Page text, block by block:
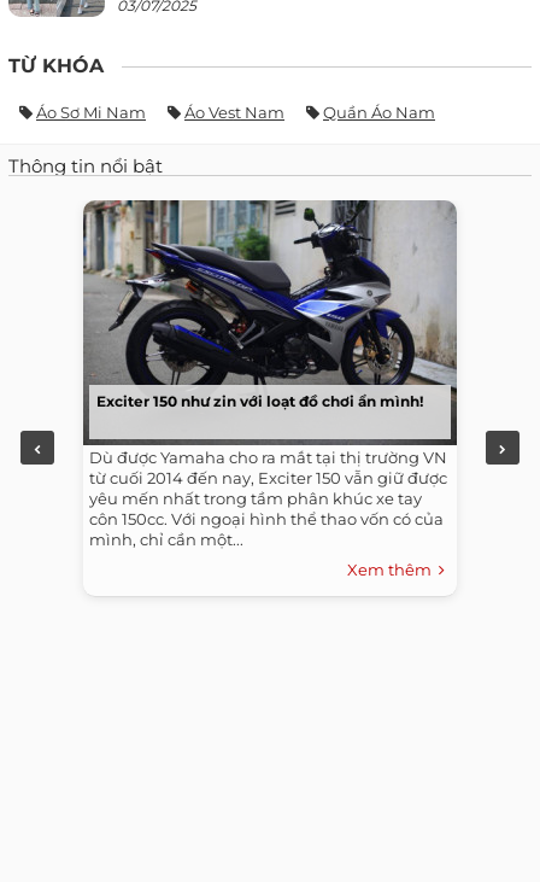
03/07/2025
TỪ KHÓA
Áo Sơ Mi Nam Áo Vest Nam Quần Áo Nam
Thông tin nổi bật
Exciter 150 như zin với loạt đồ chơi ẩn mình!
Dù được Yamaha cho ra mắt tại thị trường VN
từ cuối 2014 đến nay, Exciter 150 vẫn giữ được
yêu mến nhất trong tầm phân khúc xe tay
côn 150cc. Với ngoại hình thể thao vốn có của
mình, chỉ cần một...
Xem thêm